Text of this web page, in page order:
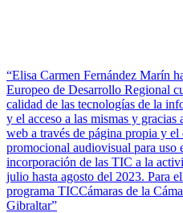
“Elisa Carmen Fernández Marín
Europeo de Desarrollo Regional
calidad de las tecnologías de la
y el acceso a las mismas y
web a través de página propia y el
promocional audiovisual para uso
incorporación de las TIC a la
julio hasta agosto del 2023. Para
programa TICCámaras de la
Gibraltar”